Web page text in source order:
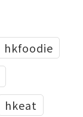
hkfoodie
hkeat